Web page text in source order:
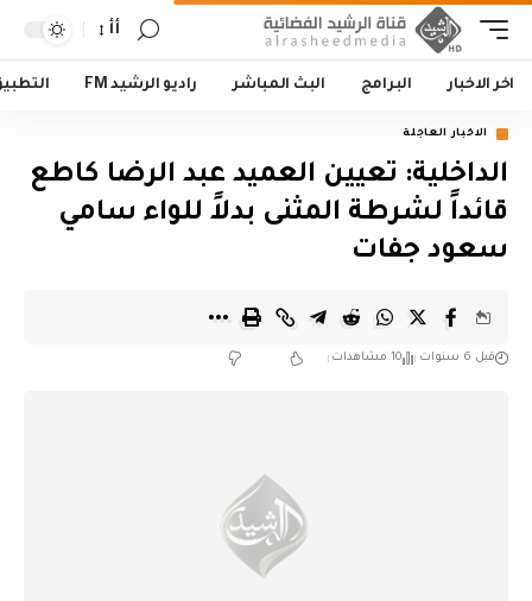
أأ
اخر الاخبار البرامج البث المباشر راديو الرشيد FM
الاخبار العاجلة
الداخلية: تعيين العميد عبد الرضا كاطع
قائداً لشرطة المثنى بدلاً للواء سامي
سعود جفات
قبل 6 سنوات 10 مشاهدات